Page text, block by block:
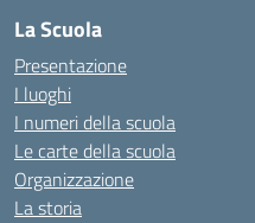
La Scuola
Presentazione
I luoghi
I numeri della scuola
Le carte della scuola
Organizzazione
La storia